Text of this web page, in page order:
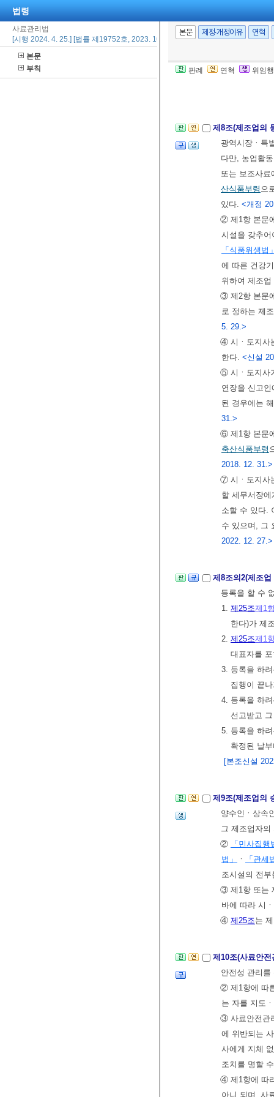
법령
사료관리법
[시행 2024. 4. 25.] [법률 제19752호, 2023. 10. 24., 일부개정]
본문
부칙
본문 제정·개정이유 연혁
판례 연혁 위임
의농림축산식
② 농림축산식
제8조(제조업의
광역시장ㆍ특
다만, 농업활
또는 보조사
산식품부령 으
있다. <개정
② 제1항 본문
시설을 갖추
「식품위생법
에 따른 건강
위하여 제조
③ 제2항 본문
로 정하는 제
5. 29.>
④ 시ㆍ도지사
한다. <신설
⑤ 시ㆍ도지사
연장을 신고
된 경우에는
31.>
⑥ 제1항 본문
축산식품부령
2018. 12. 31.>
⑦ 시ㆍ도지사
할 세무서장
소할 수 있다.
수 있으며, 그
2022. 12. 27.>
제8조의2(제조
등록을 할 수
1. 제25조제1
한다)가 제
2. 제25조제1
대표자를
3. 등록을 하
집행이 끝
4. 등록을 하
선고받고
5. 등록을 하
확정된 날
[본조신설
제9조(제조업의
양수인ㆍ상속
그 제조업자의
②
「민사집행
법」
ㆍ
「관세
조시설의 전
③ 제1항 또는
바에 따라 시
④ 제25조는
제10조(사료안
안전성 관리
② 제1항에 따
는 자를 지도
③ 사료안전관
에 위반되는
사에게 지체
조치를 명할
④ 제1항에 따
아니 되며, 사